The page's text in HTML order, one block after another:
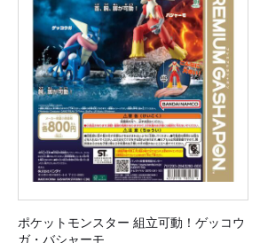
ポケットモンスター 組立可動！ゲッコウ
ガ・バシャーモ